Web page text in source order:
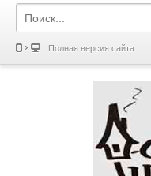
Полная версия сайта